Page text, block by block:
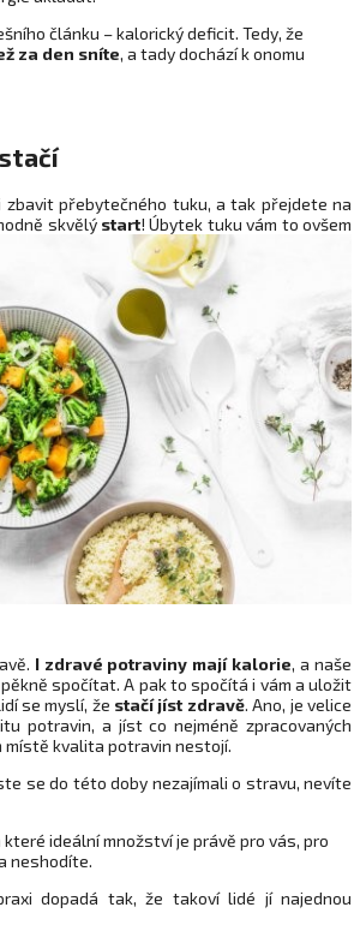
článku – kalorický deficit. Tedy, že
za den sníte, a tady dochází k onomu
zbavit přebytečného tuku, a tak přejdete na
skvělý start! Úbytek tuku vám to ovšem
I zdravé potraviny mají kalorie, a naše
spočítat. A pak to spočítá i vám a uložit
se myslí, že stačí jíst zdravě. Ano, je velice
potravin, a jíst co nejméně zpracovaných
místě kvalita potravin nestojí.
se do této doby nezajímali o stravu, nevíte
ideální množství je právě pro vás, pro
neshodíte.
dopadá tak, že takoví lidé jí najednou